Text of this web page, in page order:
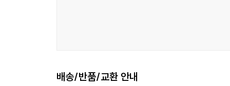
배송/반품/교환 안내